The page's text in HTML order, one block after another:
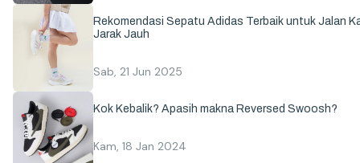
Rekomendasi Sepatu Adidas Terbaik untuk Jalan
Jarak Jauh
Sab, 21 Jun 2025
Kok Kebalik? Apasih makna Reversed Swoosh?
Kam, 18 Jan 2024